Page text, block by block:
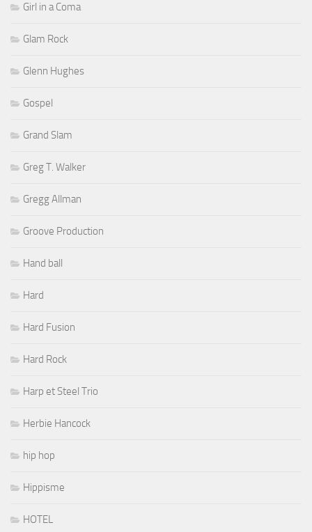
Girl in a Coma
Glam Rock
Glenn Hughes
Gospel
Grand Slam
Greg T. Walker
Gregg Allman
Groove Production
Hand ball
Hard
Hard Fusion
Hard Rock
Harp et Steel Trio
Herbie Hancock
hip hop
Hippisme
HOTEL